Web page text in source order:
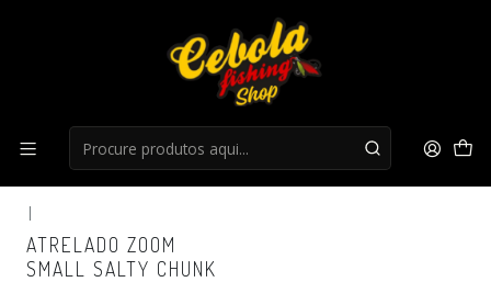
Atrelados
Atrelados
FILTROS
|
ATRELADO ZOOM
SMALL SALTY CHUNK